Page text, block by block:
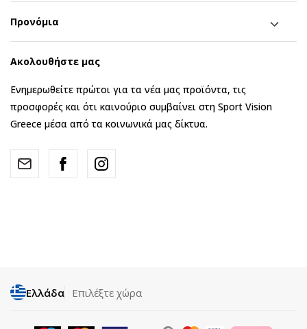
Προνόμια
Ακολουθήστε μας
Ενημερωθείτε πρώτοι για τα νέα μας προϊόντα, τις
προσφορές και ότι καινούριο συμβαίνει στη Sport Vision
Greece μέσα από τα κοινωνικά μας δίκτυα.
Ελλάδα Επιλέξτε χώρα